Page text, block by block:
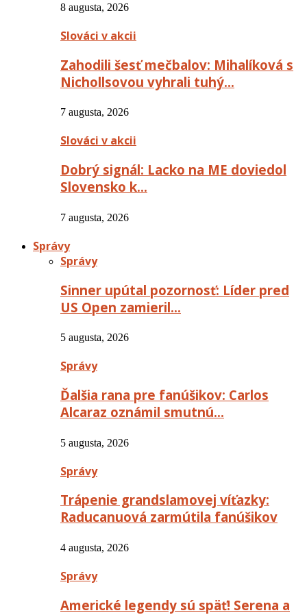
8 augusta, 2026
Slováci v akcii
Zahodili šesť mečbalov: Mihalíková s
Nichollsovou vyhrali tuhý…
7 augusta, 2026
Slováci v akcii
Dobrý signál: Lacko na ME doviedol
Slovensko k…
7 augusta, 2026
Správy
Správy
Sinner upútal pozornosť: Líder pred
US Open zamieril…
5 augusta, 2026
Správy
Ďalšia rana pre fanúšikov: Carlos
Alcaraz oznámil smutnú…
5 augusta, 2026
Správy
Trápenie grandslamovej víťazky:
Raducanuová zarmútila fanúšikov
4 augusta, 2026
Správy
Americké legendy sú späť! Serena a